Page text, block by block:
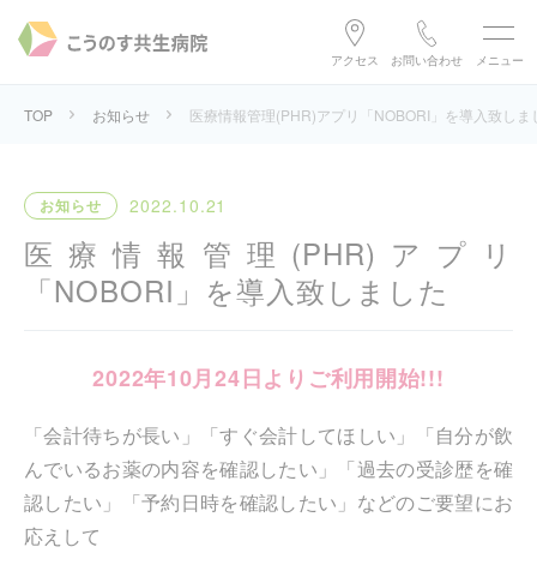
アクセス お問い合わせ メニュー
TOP お知らせ 医療情報管理(PHR)アプリ「NOBORI」を導入致しま
お知らせ 2022.10.21
医療情報管理(PHR)アプリ
「NOBORI」を導入致しました
2022年10月24日よりご利用開始!!!
「会計待ちが長い」「すぐ会計してほしい」「自分が飲
んでいるお薬の内容を確認したい」「過去の受診歴を確
認したい」「予約日時を確認したい」などのご要望にお
応えして